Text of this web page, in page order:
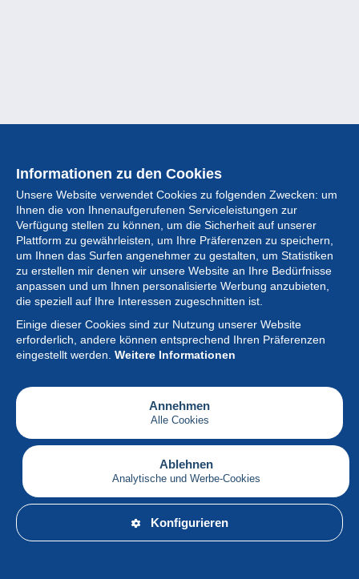
Informationen zu den Cookies
Unsere Website verwendet Cookies zu folgenden Zwecken: um
Ihnen die von Ihnenaufgerufenen Serviceleistungen zur
Verfügung stellen zu können, um die Sicherheit auf unserer
Plattform zu gewährleisten, um Ihre Präferenzen zu speichern,
um Ihnen das Surfen angenehmer zu gestalten, um Statistiken
zu erstellen mir denen wir unsere Website an Ihre Bedürfnisse
anpassen und um Ihnen personalisierte Werbung anzubieten,
die speziell auf Ihre Interessen zugeschnitten ist.
Einige dieser Cookies sind zur Nutzung unserer Website
erforderlich, andere können entsprechend Ihren Präferenzen
eingestellt werden. Weitere Informationen
Annehmen
Alle Cookies
Ablehnen
Analytische und Werbe-Cookies
Konfigurieren
Sammlung
Neuigkeiten
Artikel
Gesellschaft
Serviceleistungen
Schreiben
Deutsch